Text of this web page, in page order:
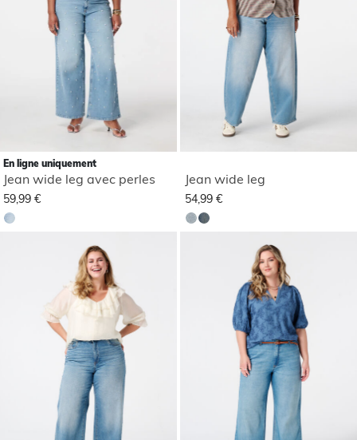
En ligne uniquement
Jean wide leg avec perles
59,99 €
Jean wide leg
54,99 €